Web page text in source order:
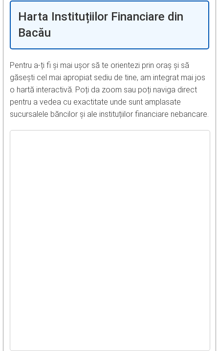
Harta Instituțiilor Financiare din
Bacău
Pentru a-ți fi și mai ușor să te orientezi prin oraș și să
găsești cel mai apropiat sediu de tine, am integrat mai jos
o hartă interactivă. Poți da zoom sau poți naviga direct
pentru a vedea cu exactitate unde sunt amplasate
sucursalele băncilor și ale instituțiilor financiare nebancare.